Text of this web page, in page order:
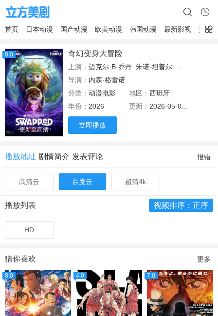
首页 日本动漫 国产动漫 欧美动漫 韩国动漫 最新影视 排行
8.0
更新至高清
奇幻变身大冒险
主演： 迈克尔·B·乔丹 朱诺·坦普尔
导演： 内森·格雷诺
分类： 动漫电影 地区： 西班牙
年份： 2026 更新： 2026-05-02 22:30
立即播放
播放地址 剧情简介 发表评论 报错
高清云 百度云 超清4k
播放列表 视频排序：正序
HD
猜你喜欢 更多
8.0 4.0 7.0